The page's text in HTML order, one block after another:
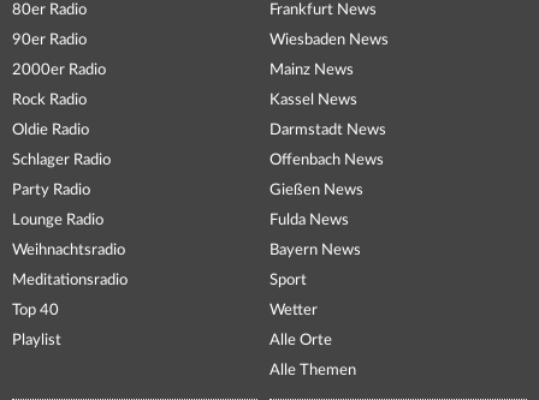
80er Radio
90er Radio
2000er Radio
Rock Radio
Oldie Radio
Schlager Radio
Party Radio
Lounge Radio
Weihnachtsradio
Meditationsradio
Top 40
Playlist
Frankfurt News
Wiesbaden News
Mainz News
Kassel News
Darmstadt News
Offenbach News
Gießen News
Fulda News
Bayern News
Sport
Wetter
Alle Orte
Alle Themen